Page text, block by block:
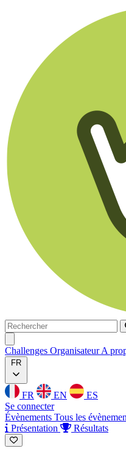
Rechercher
Challenges OrganisateurA
FR
FR EN
ES
Se connecter
Évènements Tous les
Présentation
Résultats